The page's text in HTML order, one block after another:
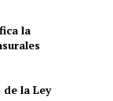
la
la Ley